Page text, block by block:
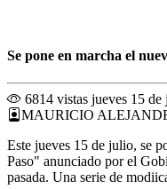
Se pone en marcha el
6814 vistas jueves 15 de
MAURICIO
Este jueves 15 de julio, se
Paso" anunciado por el
pasada. Una serie de